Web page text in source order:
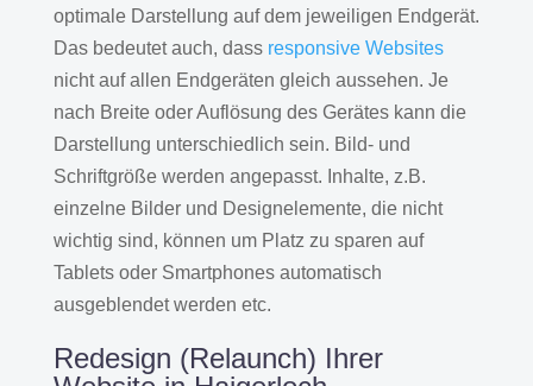
optimale Darstellung auf dem jeweiligen Endgerät.
Das bedeutet auch, dass responsive Websites
nicht auf allen Endgeräten gleich aussehen. Je
nach Breite oder Auflösung des Gerätes kann die
Darstellung unterschiedlich sein. Bild- und
Schriftgröße werden angepasst. Inhalte, z.B.
einzelne Bilder und Designelemente, die nicht
wichtig sind, können um Platz zu sparen auf
Tablets oder Smartphones automatisch
ausgeblendet werden etc.
Redesign (Relaunch) Ihrer